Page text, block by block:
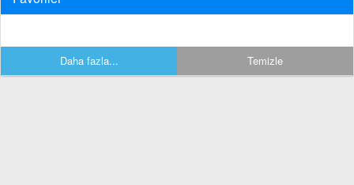
Daha fazla... Temizle